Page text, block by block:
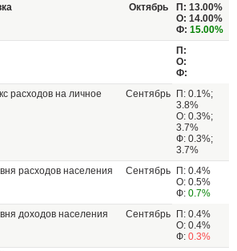
Октябрь
П: 13.00%
О: 14.00%
Ф: 15.00%
П:
О:
Ф:
расходов на личное
Сентябрь
П: 0.1%;
3.8%
О: 0.3%;
3.7%
Ф: 0.3%;
3.7%
расходов населения Сентябрь
П: 0.4%
О: 0.5%
Ф: 0.7%
доходов населения Сентябрь
П: 0.4%
О: 0.4%
Ф: 0.3%